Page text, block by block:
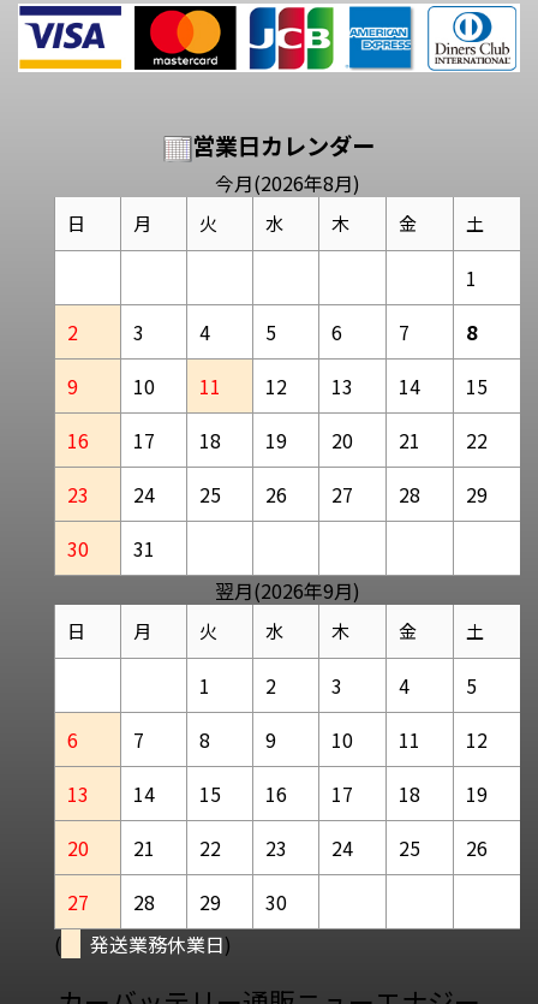
営業日カレンダー
今月(2026年8月)
日 月 火 水 木 金 土
1
2
3 4 5 6 7
8
9
10 11 12 13 14
15
16
17 18 19 20 21
22
23
24 25 26 27 28
29
30
31
翌月(2026年9月)
日 月 火 水 木 金 土
1 2 3 4
5
6
7 8 9 10 11
12
13
14 15 16 17 18
19
20
21 22 23 24 25
26
27
28 29
30
(
発送業務休業日)